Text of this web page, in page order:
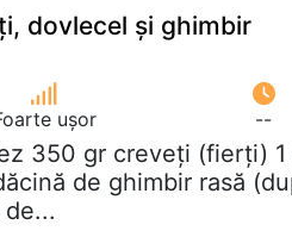
dovlecel și ghimbir
ușor --
350 gr creveți (fierți)
de ghimbir rasă